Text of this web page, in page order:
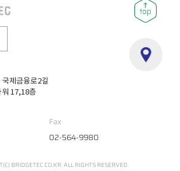
국제금융로2길
17,18층
Fax
02-564-9980
BRIDGETEC.CO.KR. ALL RIGHTS RESERVED.